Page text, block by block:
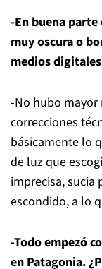
-En buena
muy oscura o
medios
-No hubo
correcciones
básicamente lo
de luz que
imprecisa, sucia
escondido, a lo
-Todo empezó
en Patagonia.